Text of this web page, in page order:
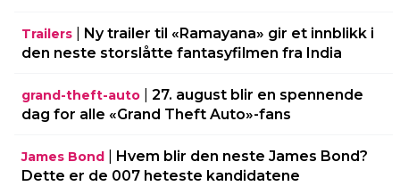
Trailers
Ny trailer til «Ramayana» gir et innblikk i
den neste storslåtte fantasyfilmen fra India
grand-theft-auto
27. august blir en spennende
dag for alle «Grand Theft Auto»-fans
James Bond
Hvem blir den neste James Bond?
Dette er de 007 heteste kandidatene